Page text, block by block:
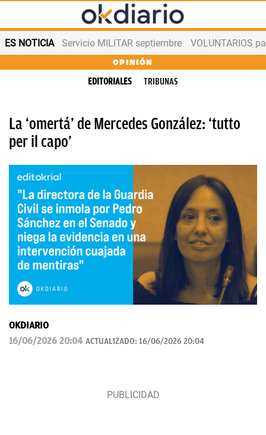
ES NOTICIA Servicio MILITAR septiembre VOLUNTARIOS
OPINIÓN
EDITORIALES TRIBUNAS
La ‘omertá’ de Mercedes González: ‘tutto
per il capo’
OKDIARIO
16/06/2026 20:04 ACTUALIZADO: 16/06/2026 20:04